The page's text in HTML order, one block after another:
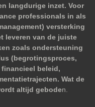
langdurige inzet. Voor
professionals in als
versterking
leveren van de juiste
zoals ondersteuning
(begrotingsproces,
beleid,
Wat de
altijd geboden.